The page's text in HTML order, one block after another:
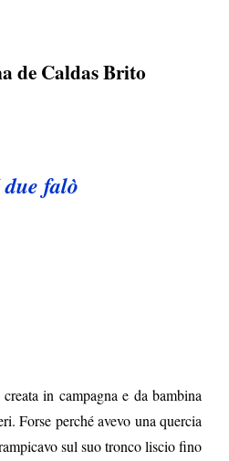
de Caldas Brito
falò
in campagna e da bambina
Forse perché avevo una quercia
sul suo tronco liscio fino